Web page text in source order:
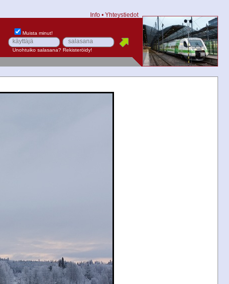
Info • Yhteystiedot
Muista minut!
Unohtuiko salasana? Rekisteröidy!